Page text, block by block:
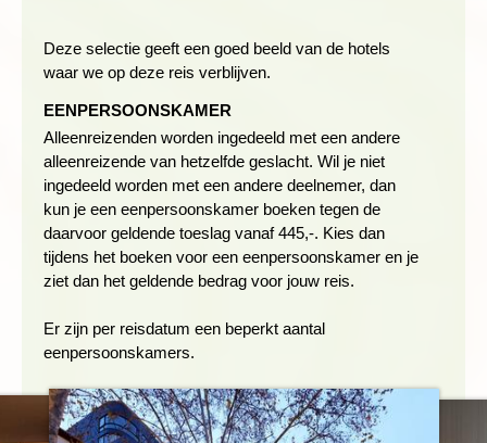
We ruilen de wijngaarden van La Rioja in voor de groene
kuststreek van Cantabria. Twee kortere wandelingen laten ons
het grandioze kustlandschap zien van Noord-Spanje. Eerst
wandelen we van Cerdigo naar het prachtige strand van
Islares (4km). Deze wandeling is een klein stukje van de
Camino de Santiago, hier begroeten wandelaars elkaar met
rijden we naar het beginpunt van de 2e wandeling. Deze begint
met een klimmetje en een afdaling en dan kom je op een
Camino de Santiago. Voor wie zin heeft kan er een duik
genomen worden in zee, voordat we in de bus stappen die ons
Deze selectie geeft een goed beeld van de hotels
waar we op deze reis verblijven.
EENPERSOONSKAMER
Alleenreizenden worden ingedeeld met een andere
alleenreizende van hetzelfde geslacht. Wil je niet
ingedeeld worden met een andere deelnemer, dan
kun je een eenpersoonskamer boeken tegen de
daarvoor geldende toeslag vanaf 445,-. Kies dan
tijdens het boeken voor een eenpersoonskamer en je
ziet dan het geldende bedrag voor jouw reis.
Er zijn per reisdatum een beperkt aantal
eenpersoonskamers.